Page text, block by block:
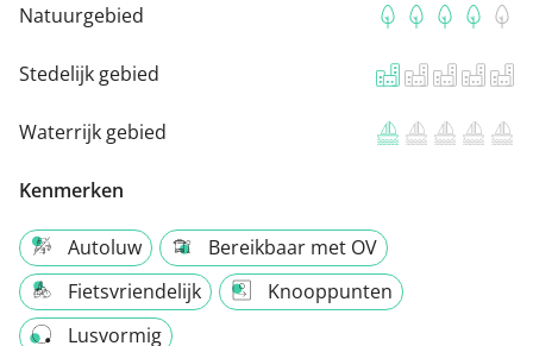
Natuurgebied
Stedelijk gebied
Waterrijk gebied
Kenmerken
Autoluw
Bereikbaar met OV
Fietsvriendelijk
Knooppunten
Lusvormig